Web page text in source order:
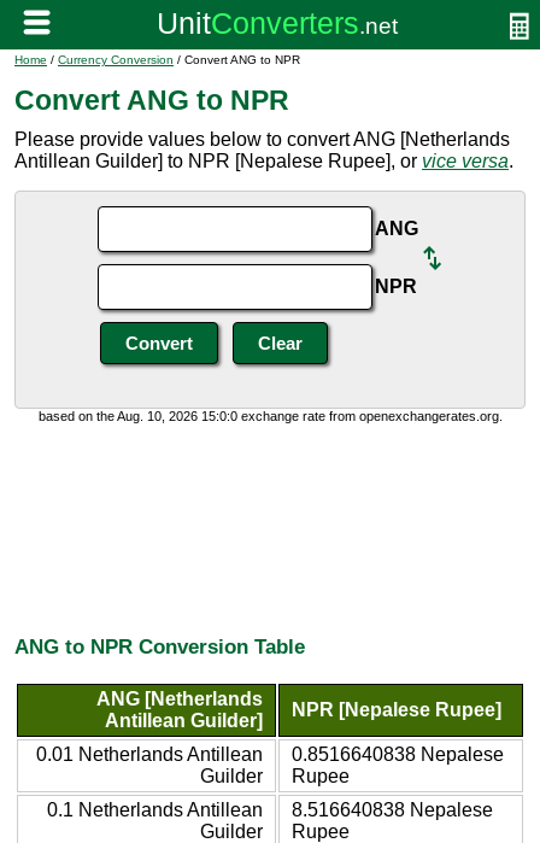
Home / Currency Conversion / Convert ANG to NPR
Convert ANG to NPR
Please provide values below to convert ANG [Netherlands
Antillean Guilder] to NPR [Nepalese Rupee], or vice versa.
ANG
NPR
based on the Aug. 10, 2026 15:0:0 exchange rate from openexchangerates.org.
ANG to NPR Conversion Table
ANG [Netherlands
Antillean Guilder]
NPR [Nepalese Rupee]
0.01 Netherlands Antillean
Guilder
0.8516640838 Nepalese
Rupee
0.1 Netherlands Antillean
Guilder
8.516640838 Nepalese
Rupee